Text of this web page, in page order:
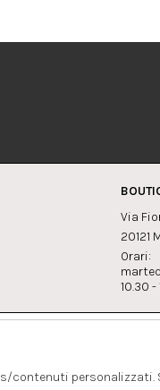
Via
20121
Orari:
10.30 -